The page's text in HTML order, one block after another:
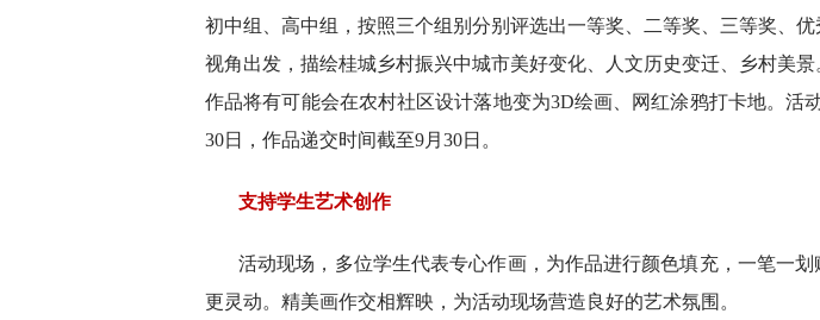
初中组、高中组，按照三个组别分别评选出一等奖、二等奖、三等奖、
视角出发，描绘桂城乡村振兴中城市美好变化、人文历史变迁、乡村美
作品将有可能会在农村社区设计落地变为3D绘画、网红涂鸦打卡地。活
30日，作品递交时间截至9月30日。
支持学生艺术创作
活动现场，多位学生代表专心作画，为作品进行颜色填充，一笔一
更灵动。精美画作交相辉映，为活动现场营造良好的艺术氛围。